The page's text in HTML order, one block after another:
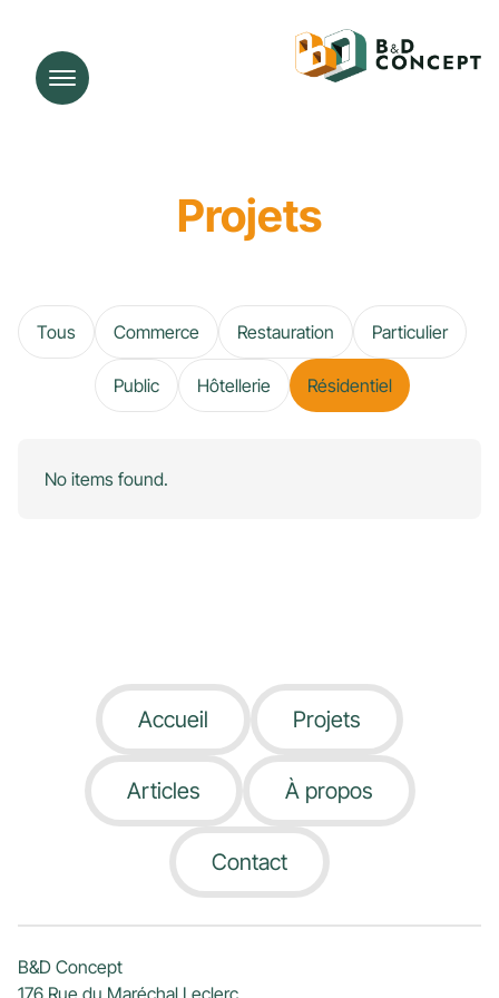
Projets
Tous Commerce Restauration Particulier
Public Hôtellerie Résidentiel
No items found.
Accueil Projets
Articles À propos
Contact
B&D Concept